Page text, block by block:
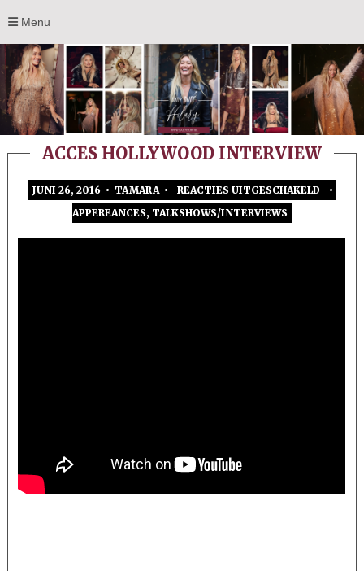
Menu
ACCES HOLLYWOOD INTERVIEW
JUNI 26, 2016 • TAMARA • REACTIES UITGESCHAKELD
VOOR
•
APPEREANCES, TALKSHOWS/INTERVIEWS